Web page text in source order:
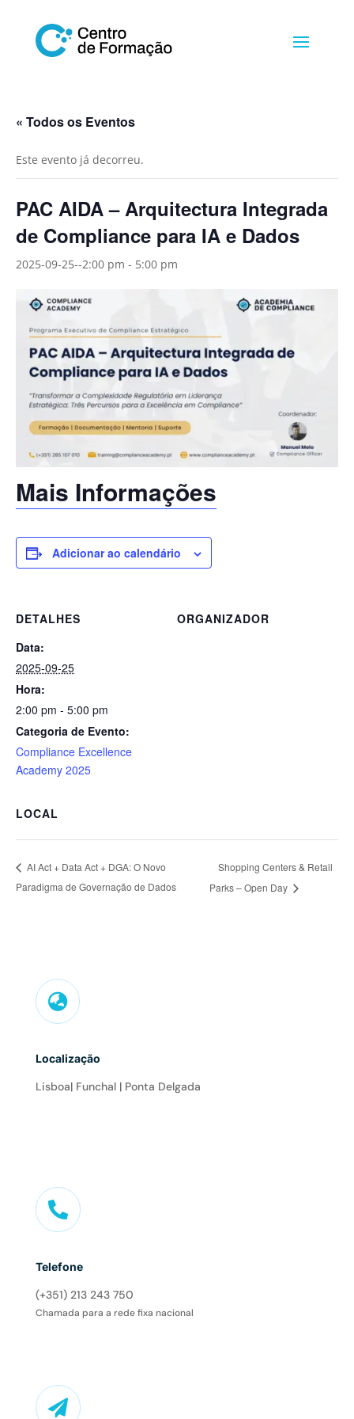
« Todos os Eventos
Este evento já decorreu.
PAC AIDA – Arquitectura Integrada
de Compliance para IA e Dados
2025-09-25--2:00 pm - 5:00 pm
Mais Informações
Adicionar ao calendário
DETALHES
Data:
2025-09-25
Hora:
2:00 pm - 5:00 pm
Categoria de Evento:
Compliance Excellence
Academy 2025
ORGANIZADOR
LOCAL
AI Act + Data Act + DGA: O Novo
Paradigma de Governação de Dados
Shopping Centers & Retail
Parks – Open Day

Localização
Lisboa| Funchal | Ponta Delgada

Telefone
(+351) 213 243 750
Chamada para a rede fixa nacional
